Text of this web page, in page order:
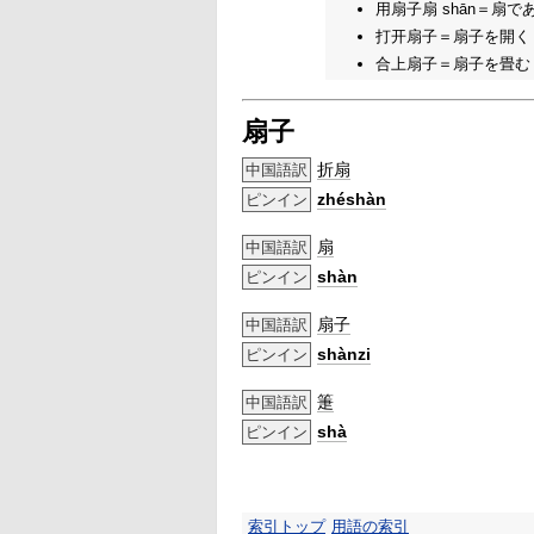
用扇子扇 shān＝扇で
打开扇子＝扇子を開く
合上扇子＝扇子を畳む
扇子
中国語訳 折扇
ピンイン zhéshàn
中国語訳 扇
ピンイン shàn
中国語訳 扇子
ピンイン shànzi
中国語訳 箑
ピンイン shà
索引トップ 用語の索引